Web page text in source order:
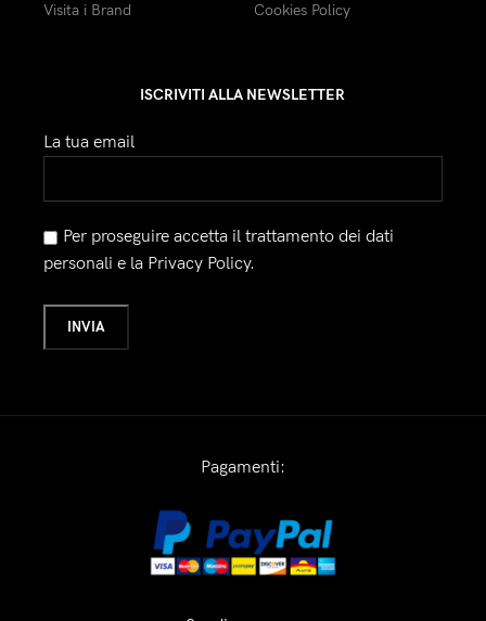
Visita i Brand
Cookies Policy
ISCRIVITI ALLA NEWSLETTER
La tua email
Per proseguire accetta il trattamento dei dati
personali e la Privacy Policy.
Pagamenti: